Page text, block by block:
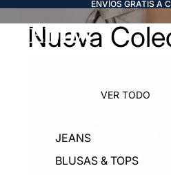
ENVÍOS GRATIS A
FREDDA
VER TODO
JEANS
BLUSAS & TOPS
Nueva